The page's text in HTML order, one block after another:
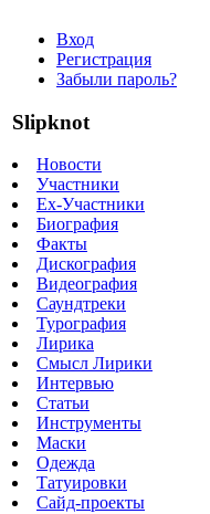
Вход
Регистрация
Забыли пароль?
Slipknot
Новости
Участники
Ex-Участники
Биография
Факты
Дискография
Видеография
Саундтреки
Турография
Лирика
Смысл Лирики
Интервью
Статьи
Инструменты
Маски
Одежда
Татуировки
Сайд-проекты